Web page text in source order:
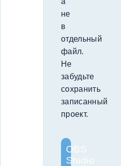
не
в
отдельный
файл.
Не
забудьте
сохранить
записанный
проект.
OBS
Studio